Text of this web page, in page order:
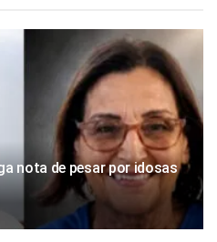
nota de pesar por idosas